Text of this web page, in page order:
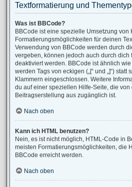
Textformatierung und
Was ist BBCode?
BBCode ist eine spezielle Umsetzung von
Formatierungsmöglichkeiten für deinen
Verwendung von BBCode werden durch
vergeben, können jedoch auch durch dich
deaktiviert werden. BBCode ist ähnlich
werden Tags von eckigen („[“ und „]“) statt
Klammern eingeschlossen. Weitere
du auf einer speziellen Hilfe-Seite, die von
Beitragserstellung aus zugänglich ist.
Nach oben
Kann ich HTML benutzen?
Nein, es ist nicht möglich, HTML-Code in
meisten Formatierungsmöglichkeiten, die
BBCode erreicht werden.
Nach oben